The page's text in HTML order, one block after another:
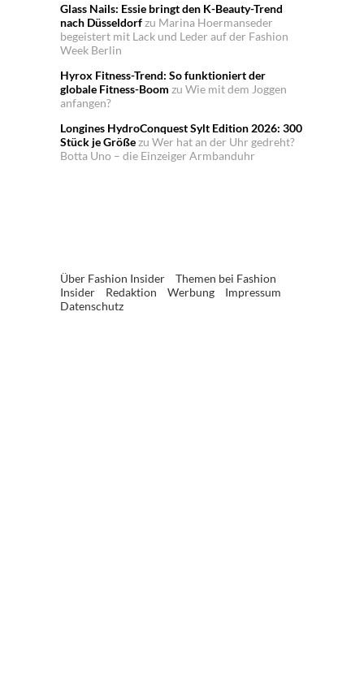
Glass Nails: Essie bringt den K-Beauty-Trend
nach Düsseldorfzu Marina Hoermanseder
begeistert mit Lack und Leder auf der Fashion
Week Berlin
Hyrox Fitness-Trend: So funktioniert der
globale Fitness-Boom zu Wie mit dem Joggen
anfangen?
Longines HydroConquest Sylt Edition 2026: 300
Stück je Größezu Wer hat an der Uhr gedreht?
Botta Uno – die Einzeiger Armbanduhr
Über Fashion Insider
Themen bei Fashion
Insider
Redaktion Werbung
Impressum
Datenschutz